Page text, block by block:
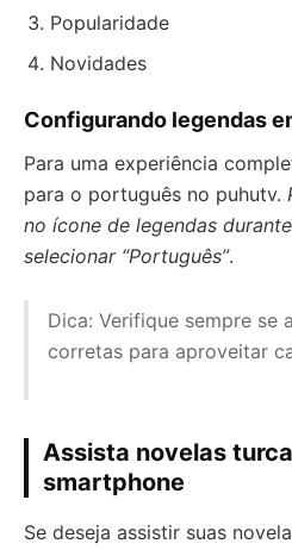
Popularidade
Novidades
Configurando legendas
Para uma experiência
para o português no puhutv.
no ícone de legendas
selecionar “Português”.
Dica: Verifique sempre se
corretas para aproveitar
Assista novelas
smartphone
Se deseja assistir suas